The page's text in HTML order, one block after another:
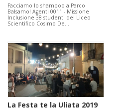
Facciamo lo shampoo a Parco
Balsamo! Agenti 0011 - Missione
Inclusione 38 studenti del Liceo
Scientifico Cosimo De…
La Festa te la Uliata 2019